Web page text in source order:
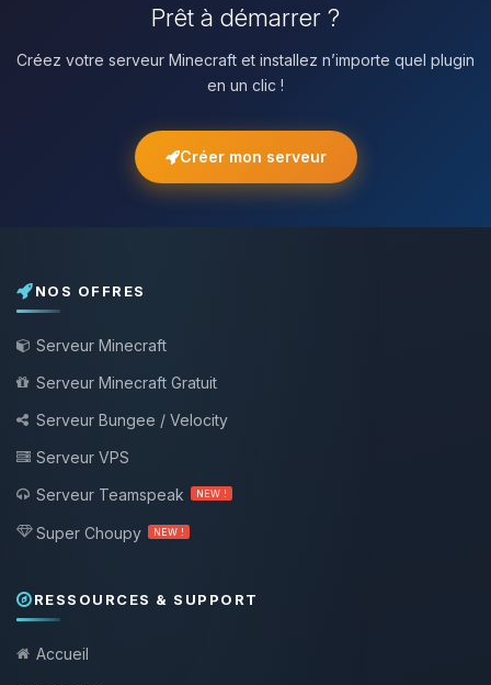
Prêt à démarrer ?
Créez votre serveur Minecraft et installez n’importe quel plugin
en un clic !
Créer mon serveur
NOS OFFRES
Serveur Minecraft
Serveur Minecraft Gratuit
Serveur Bungee / Velocity
Serveur VPS
Serveur Teamspeak
NEW !
Super Choupy NEW !
RESSOURCES & SUPPORT
Accueil